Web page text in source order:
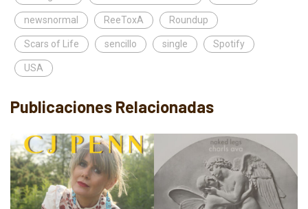
newsnormal ReeToxA Roundup
Scars of Life sencillo single Spotify
USA
Publicaciones Relacionadas